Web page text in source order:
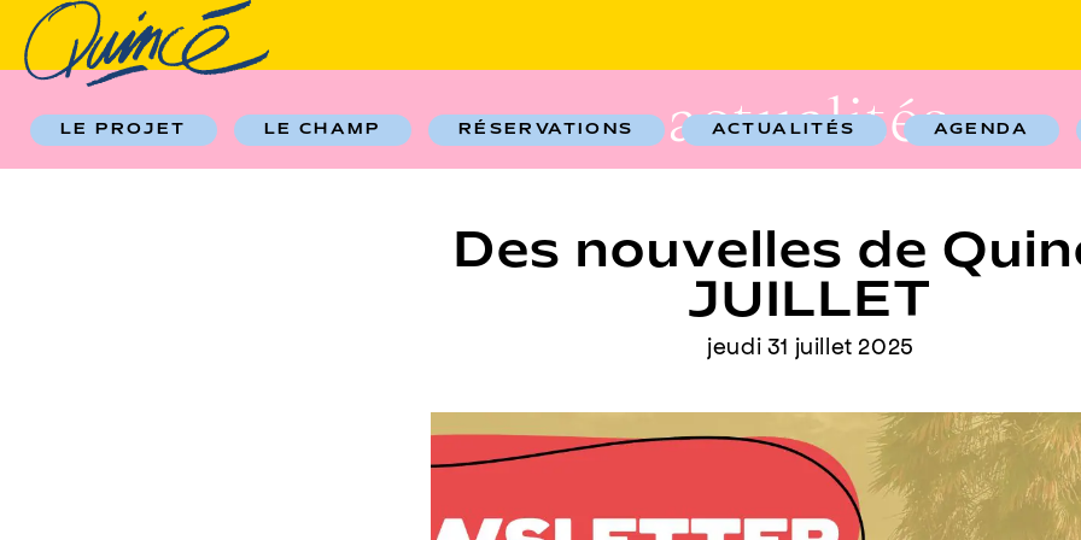
LE PROJET LE CHAMP RÉSERVATIONS ACTUALITÉS AGENDA
actualités
Des nouvelles de
JUILLET
jeudi 31 juillet 2025